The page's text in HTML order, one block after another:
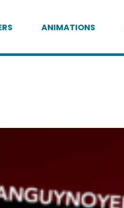
ANIMATIONS